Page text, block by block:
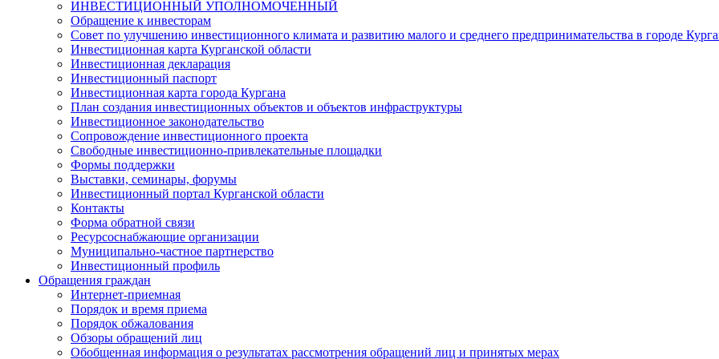
ИНВЕСТИЦИОННЫЙ УПОЛНОМОЧЕННЫЙ
Обращение к инвесторам
Совет по улучшению инвестиционного климата и развитию малого и среднего предпринимательства в городе
Инвестиционная карта Курганской области
Инвестиционная декларация
Инвестиционный паспорт
Инвестиционная карта города Кургана
План создания инвестиционных объектов и объектов инфраструктуры
Инвестиционное законодательство
Сопровождение инвестиционного проекта
Свободные инвестиционно-привлекательные площадки
Формы поддержки
Выставки, семинары, форумы
Инвестиционный портал Курганской области
Контакты
Форма обратной связи
Ресурсоснабжающие организации
Муниципально-частное партнерство
Инвестиционный профиль
Обращения граждан
Интернет-приемная
Порядок и время приема
Порядок обжалования
Обзоры обращений лиц
Обобщенная информация о результатах рассмотрения обращений лиц и принятых мерах